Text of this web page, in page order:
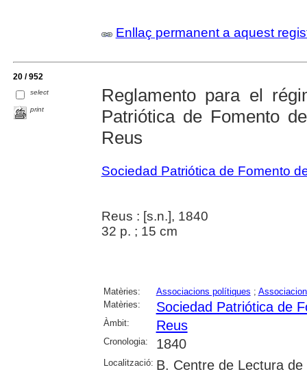
Enllaç permanent a aquest
20 / 952
select
print
Reglamento para el
Patriótica de Fomento
Reus
Sociedad Patriótica de Fomento
Reus : [s.n.], 1840
32 p. ; 15 cm
Matèries: Associacions polítiques ;
Matèries:
Sociedad Patriótica de
Àmbit: Reus
Cronologia: 1840
Localització: B. Centre de Lectura de